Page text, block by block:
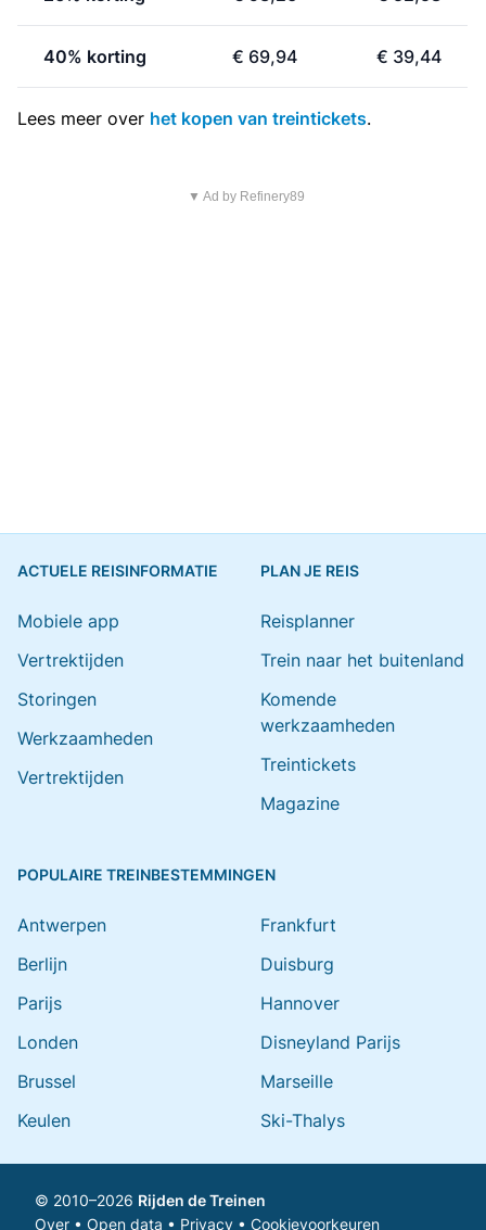
40% korting € 69,94 € 39,44
Lees meer over het kopen van treintickets.
▼ Ad by Refinery89
ACTUELE REISINFORMATIE
Mobiele app
Vertrektijden
Storingen
Werkzaamheden
Vertrektijden
PLAN JE REIS
Reisplanner
Trein naar het buitenland
Komende
werkzaamheden
Treintickets
Magazine
POPULAIRE TREINBESTEMMINGEN
Antwerpen
Berlijn
Parijs
Londen
Brussel
Keulen
Frankfurt
Duisburg
Hannover
Disneyland Parijs
Marseille
Ski-Thalys
© 2010–2026 Rijden de Treinen
Over • Open data • Privacy • Cookievoorkeuren